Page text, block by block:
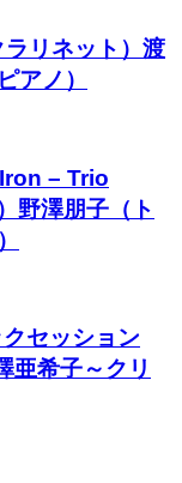
リネット）渡
アノ）
– Trio
野澤朋子（ト
セッション
亜希子～クリ